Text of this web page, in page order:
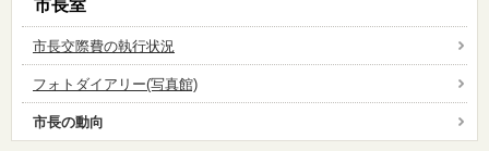
市長室
市長交際費の執行状況
フォトダイアリー(写真館)
市長の動向